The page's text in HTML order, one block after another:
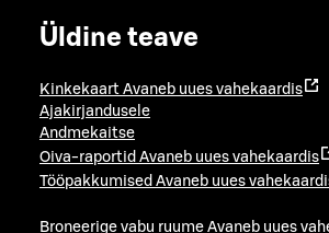
Üldine teave
Kinkekaart Avaneb uues vahekaardis
Ajakirjandusele
Andmekaitse
Oiva-raportid Avaneb uues vahekaardis
Tööpakkumised Avaneb uues
Broneerige vabu ruume Avaneb uues